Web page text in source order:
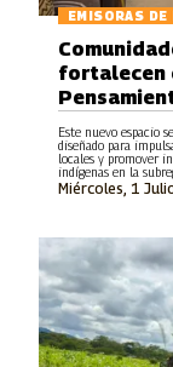
EMISORAS DE
Miércoles, 1
fortalecen
Este nuevo espacio
diseñado para
locales y promover
indígenas en la